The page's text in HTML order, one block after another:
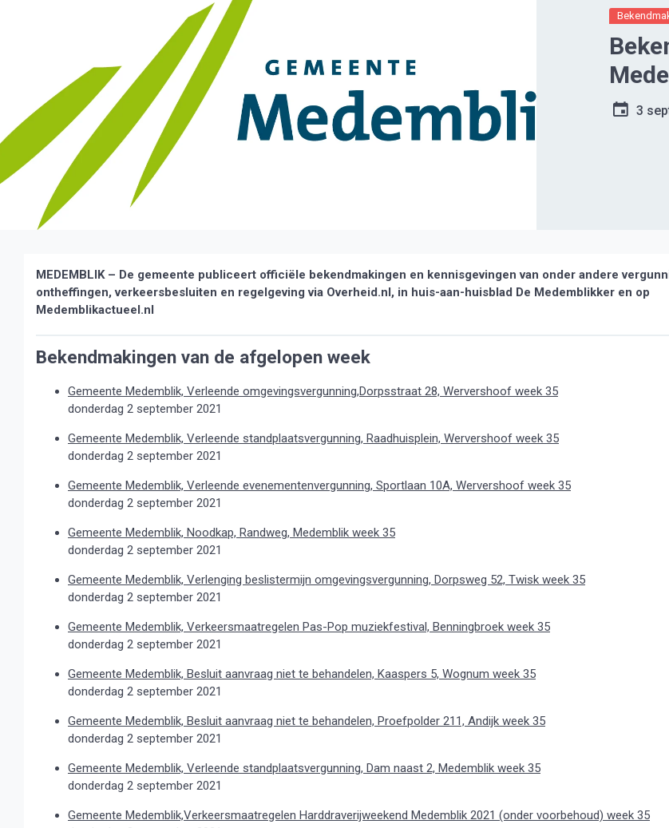
3
MEDEMBLIK – De gemeente publiceert officiële bekendmakingen en kennisgevingen van onder andere
ontheffingen, verkeersbesluiten en regelgeving via Overheid.nl, in huis-aan-huisblad De Medemblikker en op
Medemblikactueel.nl
Bekendmakingen van de afgelopen week
Gemeente Medemblik, Verleende omgevingsvergunning,Dorpsstraat 28, Wervershoof week 35
donderdag 2 september 2021
Gemeente Medemblik, Verleende standplaatsvergunning, Raadhuisplein, Wervershoof week 35
donderdag 2 september 2021
Gemeente Medemblik, Verleende evenementenvergunning, Sportlaan 10A, Wervershoof week 35
donderdag 2 september 2021
Gemeente Medemblik, Noodkap, Randweg, Medemblik week 35
donderdag 2 september 2021
Gemeente Medemblik, Verlenging beslistermijn omgevingsvergunning, Dorpsweg 52, Twisk week 35
donderdag 2 september 2021
Gemeente Medemblik, Verkeersmaatregelen Pas-Pop muziekfestival, Benningbroek week 35
donderdag 2 september 2021
Gemeente Medemblik, Besluit aanvraag niet te behandelen, Kaaspers 5, Wognum week 35
donderdag 2 september 2021
Gemeente Medemblik, Besluit aanvraag niet te behandelen, Proefpolder 211, Andijk week 35
donderdag 2 september 2021
Gemeente Medemblik, Verleende standplaatsvergunning, Dam naast 2, Medemblik week 35
donderdag 2 september 2021
Gemeente Medemblik,Verkeersmaatregelen Harddraverijweekend Medemblik 2021 (onder voorbehoud) week 35